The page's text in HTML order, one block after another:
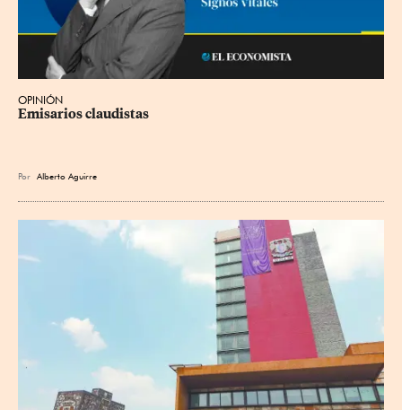
OPINIÓN
Emisarios claudistas
Por Alberto Aguirre